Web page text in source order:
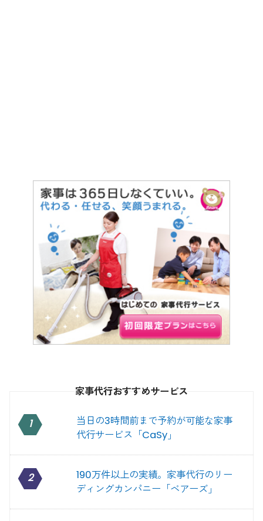
家事代行おすすめサービス
1
当日の3時間前まで予約が可能な家事
代行サービス「CaSy」
2
190万件以上の実績。家事代行のリー
ディングカンパニー「ベアーズ」